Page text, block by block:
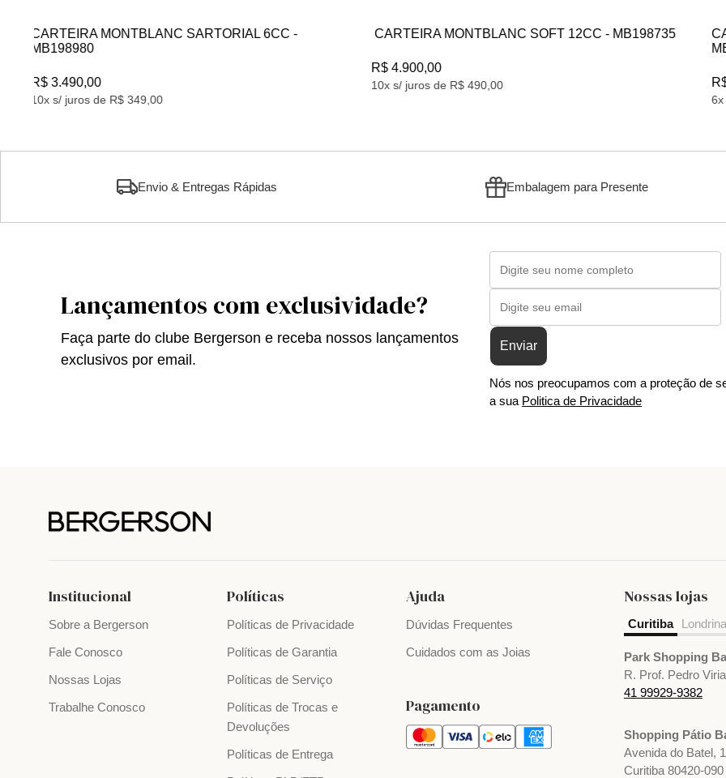
CARTEIRA MONTBLANC SOFT NANO
CONTINENTAL - MB198753
8x s/ juros de R$ 322,50
R$ 2.580,00
CARTEIRA MONTBLANC MEISTERSTÜCK
R$ 2.465,00
Envio & Entregas Rápidas Embalagem para Presente
Lançamentos com exclusividade?
Faça parte do clube Bergerson e receba nossos lançamentos
exclusivos por email.
Enviar
Nós nos preocupamos com a proteção de
a sua Politica de Privacidade
Institucional
Sobre a Bergerson
Fale Conosco
Nossas Lojas
Trabalhe Conosco
Políticas
Políticas de Privacidade
Políticas de Garantia
Políticas de Serviço
Políticas de Trocas e
Devoluções
Políticas de Entrega
Ajuda
Dúvidas Frequentes
Cuidados com as Joias
Pagamento
Nossas lojas
Curitiba Londrina
Park Shopping
R. Prof. Pedro
41 99929-9382
Shopping Pátio
Avenida do Batel,
Curitiba 80420-090